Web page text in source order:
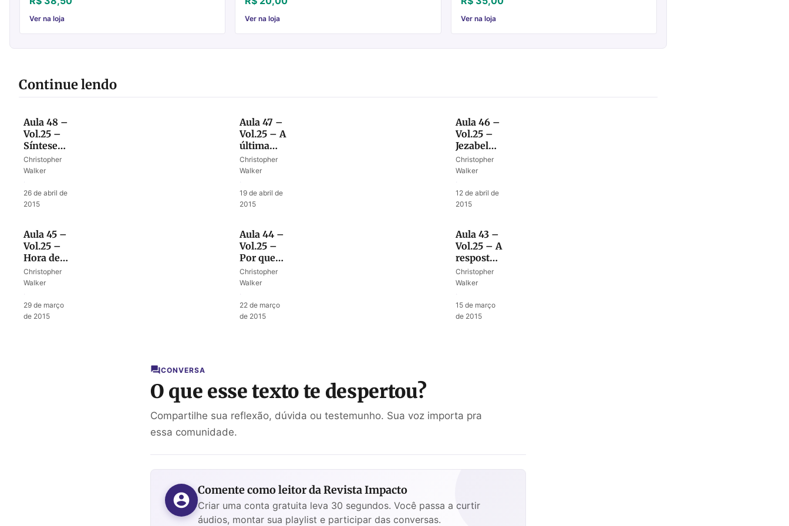
Ver na loja
lev...
Ver na loja Ver na loja
Continue lendo
Aula 48 –
Vol.25 –
Síntese
final da
missão de
Eliseu
Christopher
Walker
26 de abril de
2015
Aula 47 –
Vol.25 – A
última
missão de
Eliseu
Christopher
Walker
19 de abril de
2015
Aula 46 –
Vol.25 –
Jezabel
no fim
dos
Christopher
Walker
12 de abril de
2015
Aula 45 –
Vol.25 –
Hora de
juízo
sobre a
Acabe
Christopher
Walker
29 de março
de 2015
Aula 44 –
Vol.25 –
Por que
Deus
coloca
maus no
poder
Christopher
Walker
22 de março
de 2015
Aula 43 –
Vol.25 – A
resposta
de Eliseu
para Ben-
Christopher
Walker
15 de março
de 2015
CONVERSA
O que esse texto te despertou?
Compartilhe sua reflexão, dúvida ou testemunho. Sua voz importa pra
essa comunidade.
Comente como leitor da Revista Impacto
Criar uma conta gratuita leva 30 segundos. Você passa a curtir
áudios, montar sua playlist e participar das conversas.